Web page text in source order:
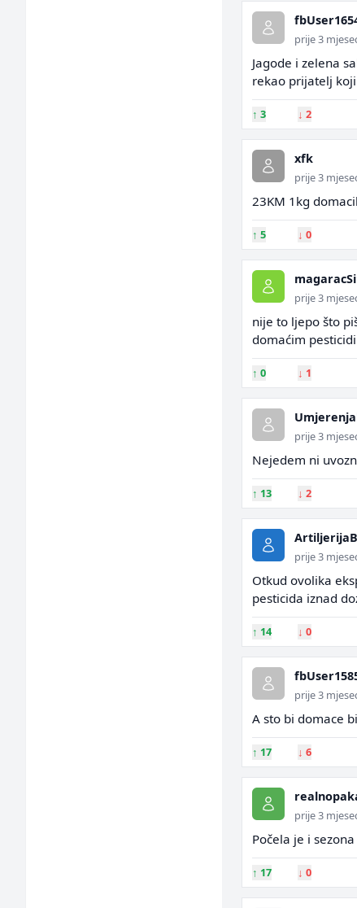
prije 3
Jagode i zelena
rekao prijatelj
↑ 3 ↓ 2
xfk
prije 3
23KM 1kg
↑ 5 ↓ 0
prije 3
nije to ljepo što
domaćim
↑ 0 ↓ 1
prije 3
Nejedem ni
↑ 13 ↓ 2
prije 3
Otkud ovolika
pesticida iznad
↑ 14 ↓ 0
prije 3
A sto bi domace
↑ 17 ↓ 6
prije 3
Počela je i
↑ 17 ↓ 0